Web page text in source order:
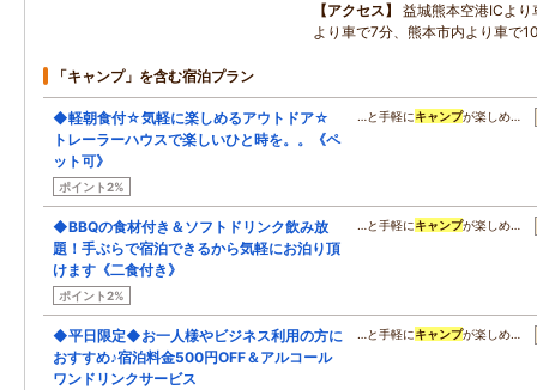
アクセス
益城熊本空港ICよ
より車で7分、熊本市内より車で
「キャンプ」を含む宿泊プラン
◆軽朝食付☆気軽に楽しめるアウトドア☆
トレーラーハウスで楽しいひと時を。。《ペ
ット可》
ポイント2%
…と手軽にキャンプが楽しめ…
◆BBQの食材付き＆ソフトドリンク飲み放
題！手ぶらで宿泊できるから気軽にお泊り頂
けます《二食付き》
ポイント2%
…と手軽にキャンプが楽しめ…
◆平日限定◆お一人様やビジネス利用の方に
おすすめ♪宿泊料金500円OFF＆アルコール
ワンドリンクサービス
…と手軽にキャンプが楽しめ…